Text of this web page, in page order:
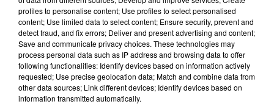
profiles to personalise content; Use profiles to select personalised
content; Use limited data to select content; Ensure security, prevent and
detect fraud, and fix errors; Deliver and present advertising and content;
Save and communicate privacy choices. These technologies may
process personal data such as IP address and browsing data to offer
following functionalities: Identify devices based on information actively
requested; Use precise geolocation data; Match and combine data from
other data sources; Link different devices; Identify devices based on
information transmitted automatically.